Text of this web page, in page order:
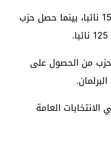
وبذلك دخل تحالف ماكرون البرلمان بـ150 نائبا، بينما حصل حزب
حزب من الحصول على
العامة